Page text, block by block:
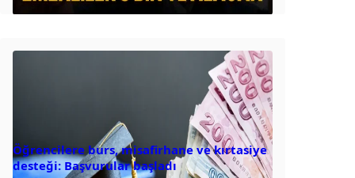
Öğrencilere burs, misafirhane ve kırtasiye
desteği: Başvurular başladı